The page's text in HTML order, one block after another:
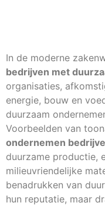
In de moderne
bedrijven met
organisaties,
energie, bouw en
duurzaam
Voorbeelden van
ondernemen
duurzame productie,
milieuvriendelijke
benadrukken van
hun reputatie, maar